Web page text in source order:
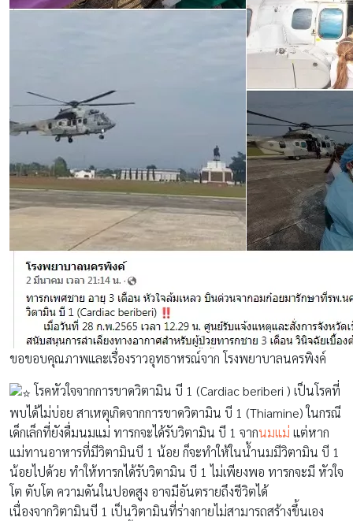
ขอขอบคุณภาพและเรื่องราวอุทธาหรณ์จาก โรงพยาบาลนครพิงค์
โรคหัวใจจากการขาดวิตามิน บี 1 (Cardiac beriberi ) เป็นโรคที่
พบได้ไม่บ่อย สาเหตุเกิดจากการขาดวิตามิน บี 1 (Thiamine) ในกรณี
เด็กเล็กที่ยังดื่มนมแม่ ทารกจะได้รับวิตามิน บี 1 จากนมแม่ แต่หาก
แม่ทานอาหารที่มีวิตามินบี 1 น้อย ก็จะทำให้ในน้ำนมมีวิตามิน บี 1
น้อยไปด้วย ทำให้ทารกได้รับวิตามิน บี 1 ไม่เพียงพอ ทารกจะมี หัวใจ
โต ตับโต ความดันในปอดสูง อาจมีอันตรายถึงชีวิตได้
เนื่องจากวิตามินบี 1 เป็นวิตามินที่ร่างกายไม่สามารถสร้างขึ้นเอง